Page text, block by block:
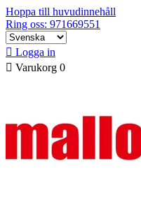
Hoppa till huvudinnehåll
Ring oss: 971669551
 Logga in
 Varukorg 0